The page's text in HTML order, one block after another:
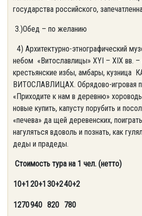
государства российского,
3.)Обед – по желанию
4) Архитектурно-этнографический
небом «Витославлицы» XYI – XIX вв. –
крестьянские избы, амбары, кузница
ВИТОСЛАВЛИЦАХ. Обрядово-игровая
«Приходите к нам в деревню»
новые купить, капусту порубить и
«печева» да щей деревенских,
нагуляться вдоволь и познать, как
деды и прадеды.
Стоимость тура на 1 чел. (нетто)
10+1 20+1 30+240+2
1270940 820 780